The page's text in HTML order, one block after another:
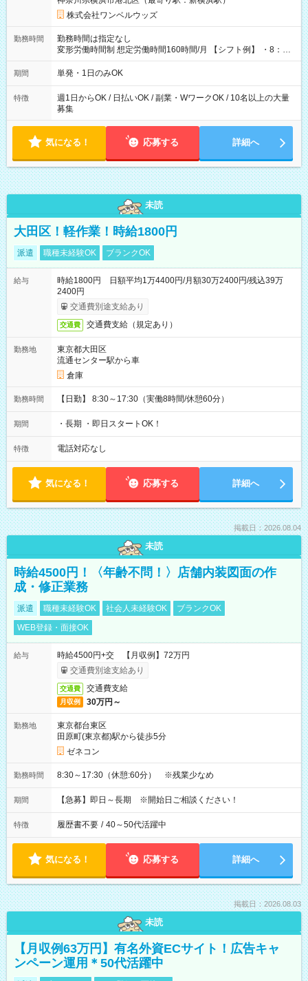
株式会社ワンベルウッズ
勤務時間
勤務時間は指定なし
変形労働時間制 想定労働時間160時間/月 【シフト例】 ・8：00
～21：00
期間 単発・1日のみOK
特徴
週1日からOK / 日払いOK / 副業・WワークOK / 10名以上の大量
募集
気になる！ 応募する 詳細へ
未読
大田区！軽作業！時給1800円
派遣 職種未経験OK ブランクOK
給与
時給1800円 日額平均1万4400円/月額30万2400円/残込39万
2400円
交通費別途支給あり
交通費 交通費支給（規定あり）
勤務地
東京都大田区
流通センター駅から車
倉庫
勤務時間 【日勤】 8:30～17:30（実働8時間/休憩60分）
期間 ・長期 ・即日スタートOK！
特徴 電話対応なし
気になる！ 応募する 詳細へ
掲載日：2026.08.04
未読
時給4500円！〈年齢不問！〉店舗内装図面の作
成・修正業務
派遣 職種未経験OK 社会人未経験OK
ブランクOK
WEB登録・面接OK
給与
時給4500円+交 【月収例】72万円
交通費別途支給あり
交通費 交通費支給
月収例 30万円～
勤務地
東京都台東区
田原町(東京都)駅から徒歩5分
ゼネコン
勤務時間 8:30～17:30（休憩:60分） ※残業少なめ
期間 【急募】即日～長期 ※開始日ご相談ください！
特徴 履歴書不要 / 40～50代活躍中
気になる！ 応募する 詳細へ
掲載日：2026.08.03
未読
【月収例63万円】有名外資ECサイト！広告キャ
ンペーン運用＊50代活躍中